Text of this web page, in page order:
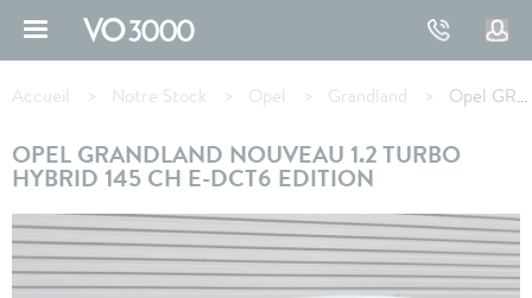
d'Ariane
Accueil Notre Stock Opel Grandland Opel GRANDLAND 1.2 Turbo Hybrid 145 ch e-DCT6 Edition
OPEL GRANDLAND NOUVEAU 1.2 TURBO
HYBRID 145 CH E-DCT6 EDITION